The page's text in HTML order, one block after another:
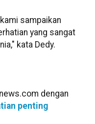
sampaikan
yang sangat
kata Dedy.
dengan
penting